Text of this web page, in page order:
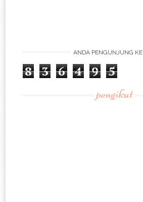
ANDA PENGUNJUNG KE
8 3 6 4 9 5
pengikut